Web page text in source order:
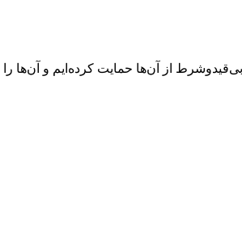
از آن‌ها حمایت کرده‌ایم و آن‌ها را